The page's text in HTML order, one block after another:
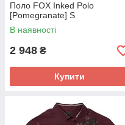
Поло FOX Inked Polo
[Pomegranate] S
В наявності
2 948 ₴
Купити